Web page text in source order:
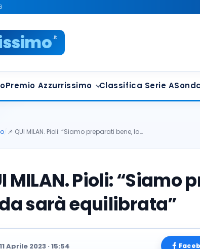
.it
Premio Azzurrissimo Classifica Serie A
📌 QUI MILAN. Pioli: “Siamo preparati bene, la…
MILAN. Pioli: “Siamo
sarà equilibrata”
Aprile 2023 · 15:54